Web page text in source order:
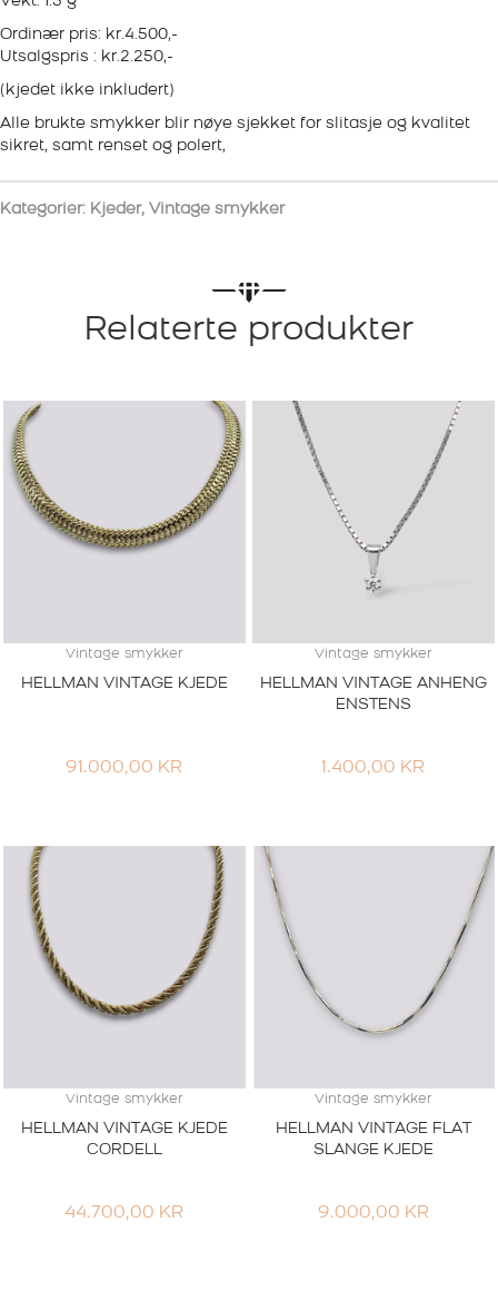
Ordinær pris: kr.4.500,-
Utsalgspris : kr.2.250,-
(kjedet ikke inkludert)
Alle brukte smykker blir nøye sjekket for slitasje og kvalitet
sikret, samt renset og polert,
Kategorier: Kjeder, Vintage smykker
Relaterte produkter
Vintage smykker
HELLMAN VINTAGE KJEDE
91.000,00 KR
Vintage smykker
HELLMAN VINTAGE ANHENG
ENSTENS
1.400,00 KR
Vintage smykker
HELLMAN VINTAGE KJEDE
CORDELL
44.700,00 KR
Vintage smykker
HELLMAN VINTAGE FLAT
SLANGE KJEDE
9.000,00 KR